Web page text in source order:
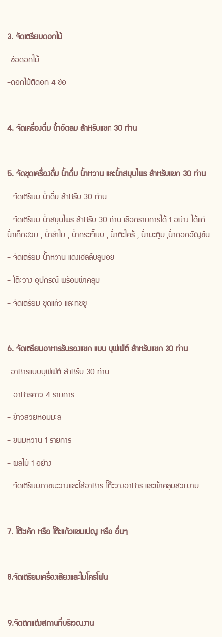
3. จัดเตรียมดอกไม้
-ช่อดอกไม้
-ดอกไม้ติดอก 4 ช่อ
4. จัดเครื่องดื่ม น้ำอัดลม สำหรับแขก 30 ท่าน
5. จัดชุดเครื่องดื่ม น้ำดื่ม น้ำหวาน และน้ำสมุนไพร สำหรับแขก 30 ท่าน
- จัดเตรียม น้ำดื่ม สำหรับ 30 ท่าน
- จัดเตรียม น้ำสมุนไพร สำหรับ 30 ท่าน เลือกรายการได้ 1 อย่าง ได้แก่
น้ำเก็กฮวย , น้ำลำไย , น้ำกระเจี๊ยบ , น้ำตะไคร้ , น้ำมะตูม ,น้ำดอกอัญชัน
- จัดเตรียม น้ำหวาน แดงเฮลล์บลูบอย
- โต๊ะวาง อุปกรณ์ พร้อมผ้าคลุม
- จัดเตรียม ชุดแก้ว และทิชชู
6. จัดเตรียมอาหารรับรองแขก แบบ บุฟเฟ่ต์ สำหรับแขก 30 ท่าน
-อาหารแบบบุฟเฟ่ต์ สำหรับ 30 ท่าน
- อาหารคาว 4 รายการ
- ข้าวสวยหอมมะลิ
- ขนมหวาน 1 รายการ
- ผลไม้ 1 อย่าง
- จัดเตรียมภาชนะวางและใส่อาหาร โต๊ะวางอาหาร และผ้าคลุมสวยงาม
7. โต๊ะเค้ก หรือ โต๊ะแก้วแชมเปญ หรือ อื่นๆ
8.จัดเตรียมเครื่องเสียงและไมโครโฟน
9.จัดตกแต่งสถานที่บริเวณงาน